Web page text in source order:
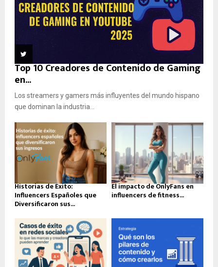
Top 10 Creadores de Contenido de Gaming
en...
Los streamers y gamers más influyentes del mundo hispano
que dominan la industria...
Historias de Éxito:
Influencers Españoles que
Diversificaron sus...
El impacto de OnlyFans en
influencers de fitness...